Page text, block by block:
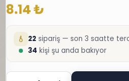
8.14₺
22 sipariş — son 3 saatte
34 kişi şu anda bakıyor
KIRMIZI